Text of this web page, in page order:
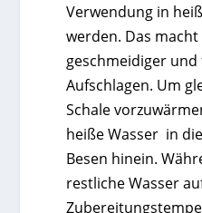
Verwendung in
werden. Das
geschmeidiger
Aufschlagen. Um
Schale
heiße Wasser in
Besen hinein.
restliche Wasser